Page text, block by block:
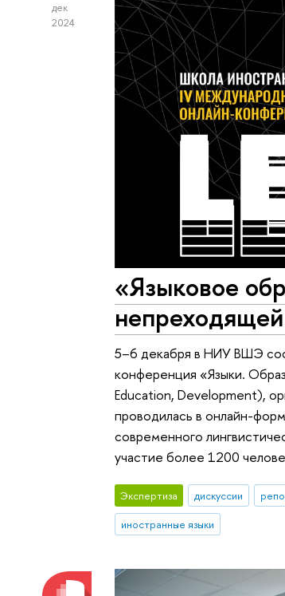
дек
2024
«Языковое
5–6 декабря в НИУ ВШЭ
конференция «Языки.
Education, Development),
проводилась в онлайн-
современного
участие более 1200
Экспертиза дискуссии
иностранные языки